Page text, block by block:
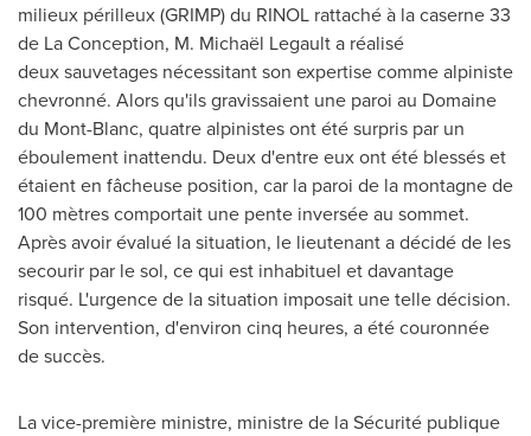
milieux périlleux (GRIMP) du RINOL rattaché à la caserne 33
de La Conception, M. Michaël Legault a réalisé
deux sauvetages nécessitant son expertise comme alpiniste
chevronné. Alors qu'ils gravissaient une paroi au Domaine
du Mont-Blanc, quatre alpinistes ont été surpris par un
éboulement inattendu. Deux d'entre eux ont été blessés et
étaient en fâcheuse position, car la paroi de la montagne de
100 mètres comportait une pente inversée au sommet.
Après avoir évalué la situation, le lieutenant a décidé de les
secourir par le sol, ce qui est inhabituel et davantage
risqué. L'urgence de la situation imposait une telle décision.
Son intervention, d'environ cinq heures, a été couronnée
de succès.
La vice-première ministre, ministre de la Sécurité publique